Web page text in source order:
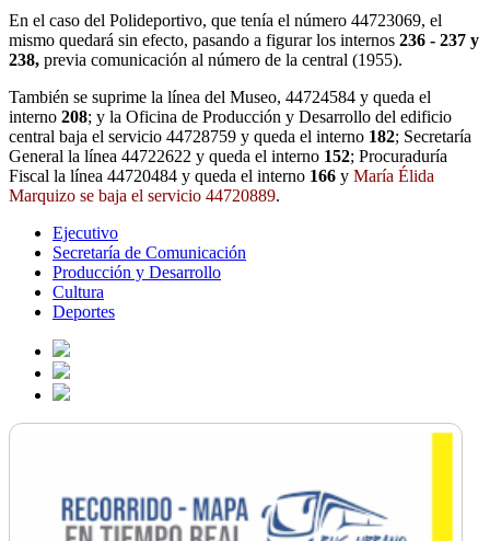
En el caso del Polideportivo, que tenía el número 44723069, el
mismo quedará sin efecto, pasando a figurar los internos 236 - 237 y
238, previa comunicación al número de la central (1955).
También se suprime la línea del Museo, 44724584 y queda el
interno 208; y la Oficina de Producción y Desarrollo del edificio
central baja el servicio 44728759 y queda el interno 182; Secretaría
General la línea 44722622 y queda el interno 152; Procuraduría
Fiscal la línea 44720484 y queda el interno 166 y María Élida
Marquizo se baja el servicio 44720889.
Ejecutivo
Secretaría de Comunicación
Producción y Desarrollo
Cultura
Deportes